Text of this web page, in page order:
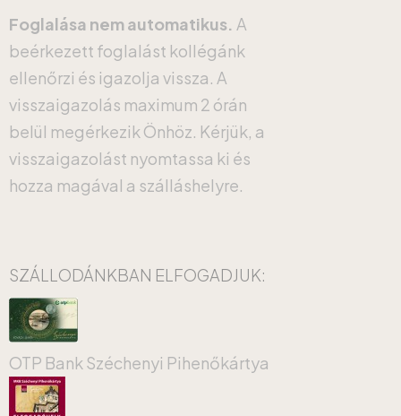
Foglalása nem automatikus. A
beérkezett foglalást kollégánk
ellenőrzi és igazolja vissza. A
visszaigazolás maximum 2 órán
belül megérkezik Önhöz. Kérjük, a
visszaigazolást nyomtassa ki és
hozza magával a szálláshelyre.
SZÁLLODÁNKBAN ELFOGADJUK:
OTP Bank Széchenyi Pihenőkártya